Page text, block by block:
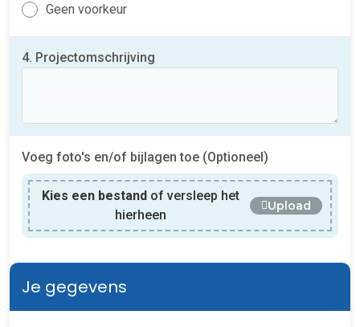
Geen voorkeur
4. Projectomschrijving
Voeg foto's en/of bijlagen toe (Optioneel)
Kies een bestand of versleep het
hierheen
Upload
Je gegevens